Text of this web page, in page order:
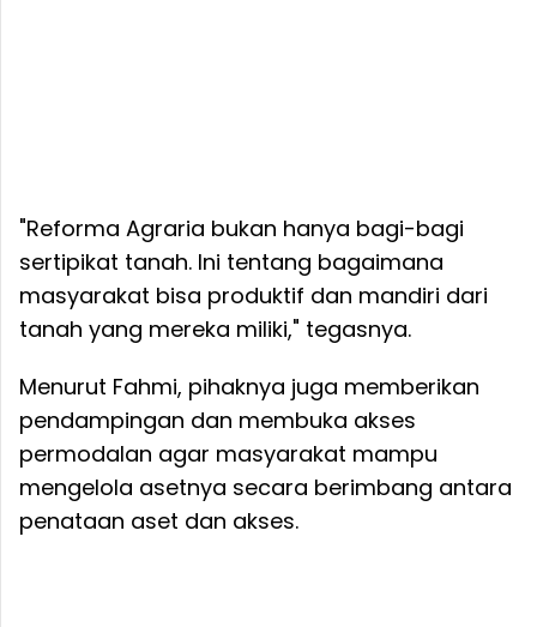
"Reforma Agraria bukan hanya bagi-bagi
sertipikat tanah. Ini tentang bagaimana
masyarakat bisa produktif dan mandiri dari
tanah yang mereka miliki," tegasnya.
Menurut Fahmi, pihaknya juga memberikan
pendampingan dan membuka akses
permodalan agar masyarakat mampu
mengelola asetnya secara berimbang antara
penataan aset dan akses.